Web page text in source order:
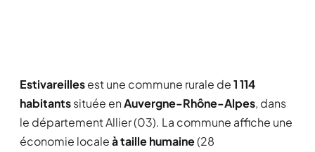
Estivareillesest une commune rurale de1 114
habitantssituée enAuvergne-Rhône-Alpes, dans
le département Allier (03). La commune affiche une
économie localeà taille humaine(28